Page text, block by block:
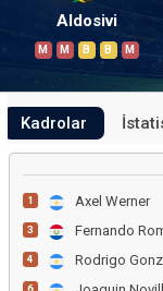
Aldosivi
M M B B M
Kadrolar
1 Axel Werner
3 Fernando
4 Rodrigo
6